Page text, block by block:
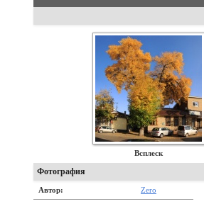
Всплеск
Фотография
Автор: Zero